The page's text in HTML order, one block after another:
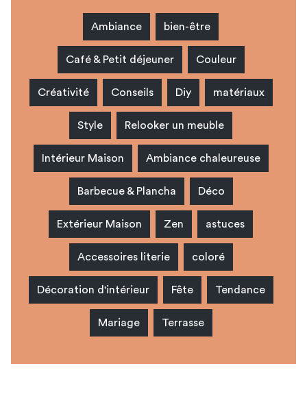
Ambiance bien-être
Café & Petit déjeuner Couleur
Créativité Conseils Diy matériaux
Style Relooker un meuble
Intérieur Maison Ambiance chaleureuse
Barbecue & Plancha Déco
Extérieur Maison Zen astuces
Accessoires literie coloré
Décoration d'intérieur Fête Tendance
Mariage Terrasse